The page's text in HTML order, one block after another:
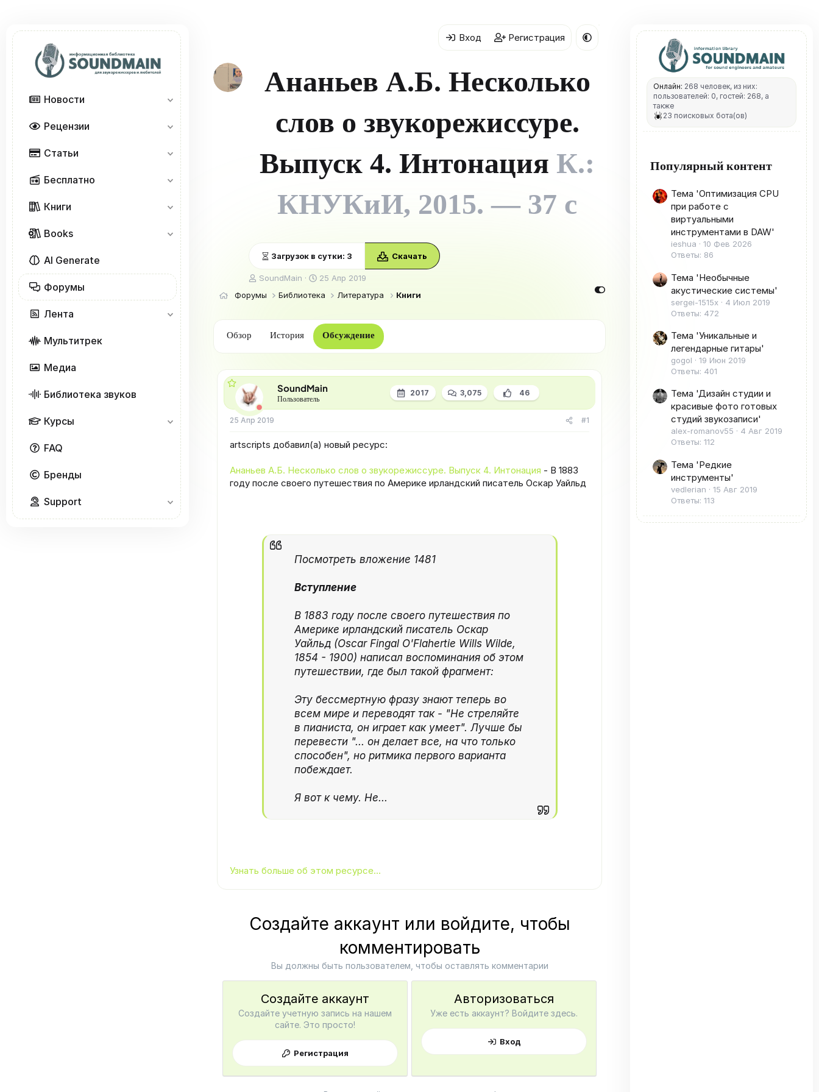
Новости
Рецензии
Статьи
Бесплатно
Книги
Books
AI Generate
Форумы
Лента
Мультитрек
Медиа
Библиотека звуков
Курсы
FAQ
Бренды
Support
Вход Регистрация
Ананьев А.Б. Несколько
слов о звукорежиссуре.
Выпуск 4. Интонация К.:
КНУКиИ, 2015. — 37 с
Загрузок в сутки: 3 Скачать
А
т
р
м
SoundMain
Д
т
н
а
а
а
25 Апр 2019
Форумы
Библиотека Литература Книги
Обзор История Обсуждение
SoundMain
Пользователь
2017 3,075 46
25 Апр 2019 #1
artscripts добавил(а) новый ресурс:
Ананьев А.Б. Несколько слов о звукорежиссуре. Выпуск 4. Интонация - В 1883
году после своего путешествия по Америке ирландский писатель Оскар Уайльд
Посмотреть вложение 1481
Вступление
В 1883 году после своего путешествия по
Америке ирландский писатель Оскар
Уайльд (Oscar Fingal O'Flahertie Wills Wilde,
1854 - 1900) написал воспоминания об этом
путешествии, где был такой фрагмент:
Эту бессмертную фразу знают теперь во
всем мире и переводят так - "Не стреляйте
в пианиста, он играет как умеет". Лучше бы
перевести "... он делает все, на что только
способен", но ритмика первого варианта
побеждает.
Я вот к чему. Не...
Узнать больше об этом ресурсе...
Создайте аккаунт или войдите, чтобы
комментировать
Вы должны быть пользователем, чтобы оставлять комментарии
Создайте аккаунт
Создайте учетную запись на нашем
сайте. Это просто!
Регистрация
Авторизоваться
Уже есть аккаунт? Войдите здесь.
Вход
Онлайн: 268 человек, из них:
пользователей: 0, гостей: 268, а
также
23 поисковых бота(ов)
Популярный контент
Тема 'Оптимизация CPU
при работе с
виртуальными
инструментами в DAW'
ieshua
10 Фев 2026
Ответы: 86
Тема 'Необычные
акустические системы'
sergei-1515x
4 Июл 2019
Ответы: 472
Тема 'Уникальные и
легендарные гитары'
gogol
19 Июн 2019
Ответы: 401
Тема 'Дизайн студии и
красивые фото готовых
студий звукозаписи'
alex-romanov55
4 Авг 2019
Ответы: 112
Тема 'Редкие
инструменты'
vedlerian
15 Авг 2019
Ответы: 113